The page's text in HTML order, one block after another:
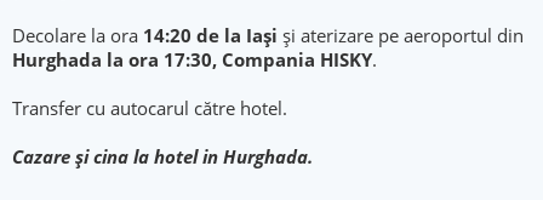
Decolare la ora 14:20 de la Iași și aterizare pe aeroportul din
Hurghada la ora 17:30, Compania HISKY.
Transfer cu autocarul către hotel.
Cazare și cina la hotel in Hurghada.